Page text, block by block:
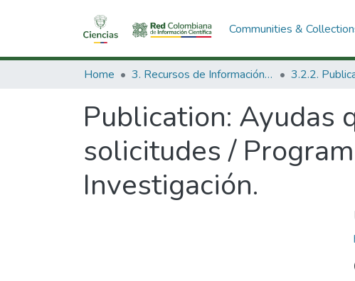
Communities &
Home 3. Recursos de Información Científica y Tecnológica
Publication: Ayudas
solicitudes /
Investigación.